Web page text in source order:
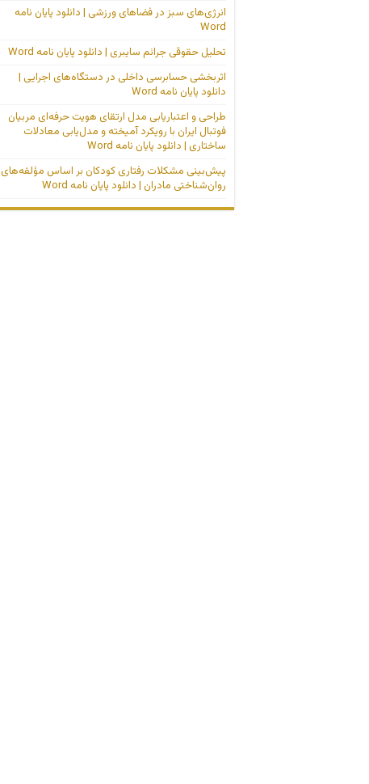
انرژی‌های سبز در فضاهای ورزشی | دانلود پایان نامه
Word
تحلیل حقوقی جرائم سایبری | دانلود پایان نامه Word
اثربخشی حسابرسی داخلی در دستگاه‌های اجرایی |
دانلود پایان نامه Word
طراحی و اعتباریابی مدل ارتقای هویت حرفه‌ای مربیان
فوتبال ایران با رویکرد آمیخته و مدل‌یابی معادلات
ساختاری | دانلود پایان نامه Word
پیش‌بینی مشکلات رفتاری کودکان بر اساس مؤلفه‌های
روان‌شناختی مادران | دانلود پایان نامه Word